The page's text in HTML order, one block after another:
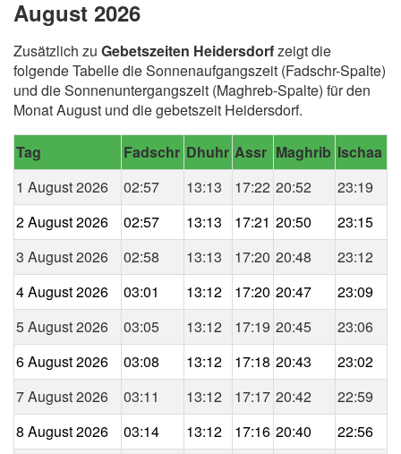
August 2026
Zusätzlich zu Gebetszeiten Heidersdorfzeigt die
folgende Tabelle die Sonnenaufgangszeit (Fadschr-Spalte)
und die Sonnenuntergangszeit (Maghreb-Spalte) für den
Monat August und die gebetszeit Heidersdorf.
Tag Fadschr Dhuhr Assr Maghrib Ischaa
1 August 2026
02:57 13:13 17:22 20:52
23:19
2 August 2026
02:57 13:13 17:21 20:50
23:15
3 August 2026
02:58 13:13 17:20 20:48
23:12
4 August 2026
03:01 13:12 17:20 20:47
23:09
5 August 2026
03:05 13:12 17:19 20:45
23:06
6 August 2026
03:08 13:12 17:18 20:43
23:02
7 August 2026
03:11 13:12 17:17 20:42
22:59
8 August 2026
03:14 13:12 17:16 20:40
22:56